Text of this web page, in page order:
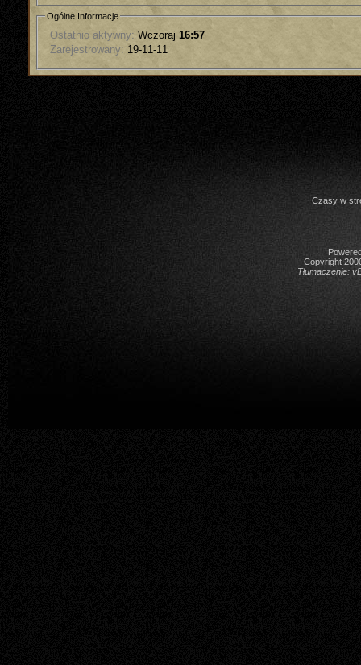
Ogólne Informacje
Ostatnio aktywny: Wczoraj 16:57
Zarejestrowany: 19-11-11
Czasy w
Copyright
Tłumaczenie: